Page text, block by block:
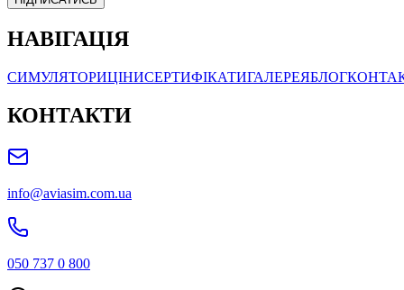
НАВІГАЦІЯ
СИМУЛЯТОРИЦІНИСЕРТИФІКАТИГАЛЕРЕЯБЛОГ
КОНТАКТИ
info@aviasim.com.ua
050 737 0 800